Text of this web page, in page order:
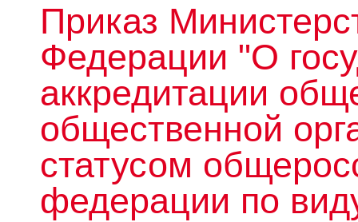
Приказ
Федерации "О
аккредитации
общественной
статусом
федерации по